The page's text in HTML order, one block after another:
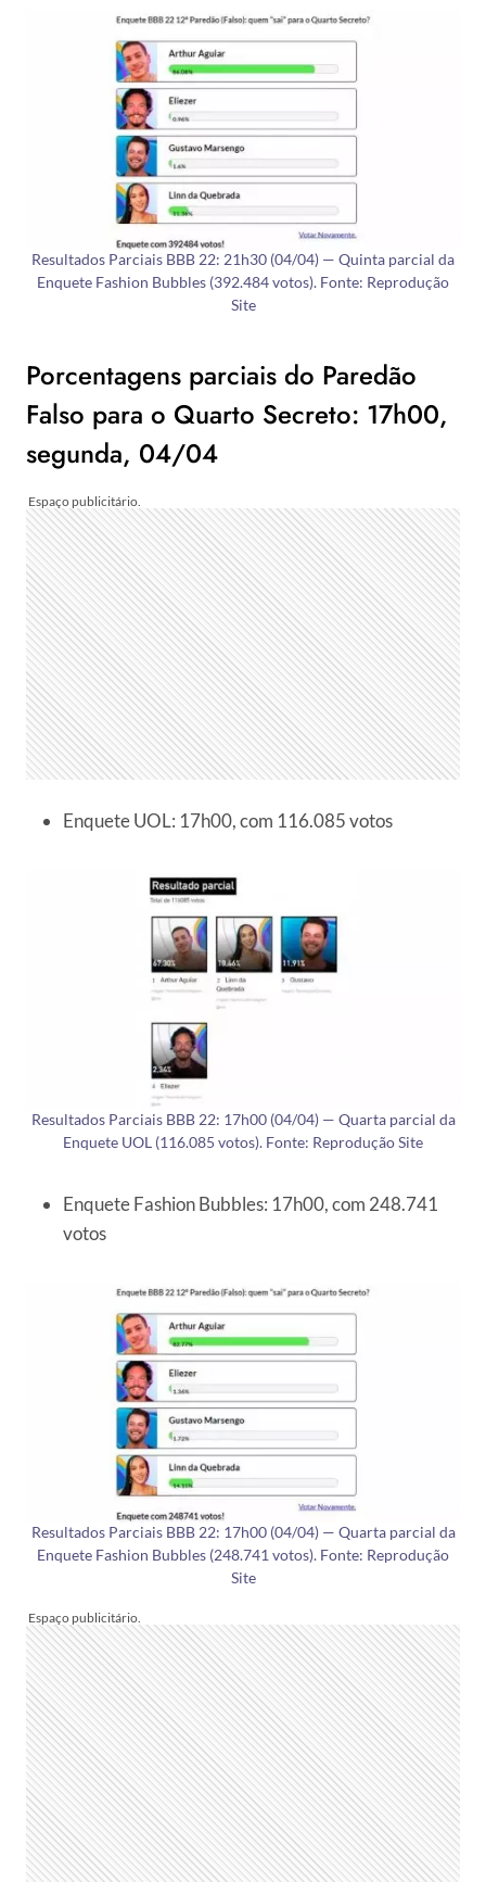
Resultados Parciais BBB 22: 21h30 (04/04) — Quinta parcial da
Enquete Fashion Bubbles (392.484 votos). Fonte: Reprodução
Site
Porcentagens parciais do Paredão
Falso para o Quarto Secreto: 17h00,
segunda, 04/04
Enquete UOL: 17h00, com 116.085 votos
Resultados Parciais BBB 22: 17h00 (04/04) — Quarta parcial da
Enquete UOL (116.085 votos). Fonte: Reprodução Site
Enquete Fashion Bubbles: 17h00, com 248.741
votos
Resultados Parciais BBB 22: 17h00 (04/04) — Quarta parcial da
Enquete Fashion Bubbles (248.741 votos). Fonte: Reprodução
Site